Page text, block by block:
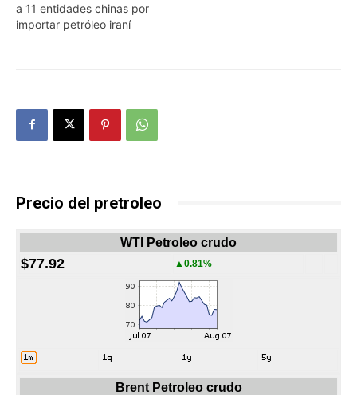
a 11 entidades chinas por
importar petróleo iraní
Precio del pretroleo
WTI Petroleo crudo
$77.92 ▲0.81%
Brent Petroleo crudo